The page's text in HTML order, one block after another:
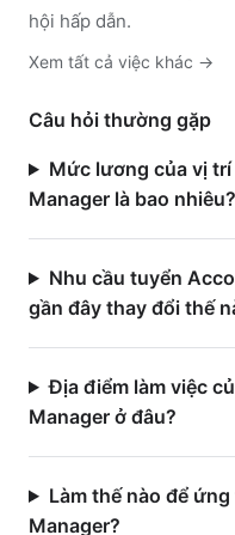
hội hấp dẫn.
Xem tất cả việc khác →
Câu hỏi thường gặp
Mức lương của vị
Manager là bao nhiêu?
Nhu cầu tuyển
gần đây thay đổi thế
Địa điểm làm việc
Manager ở đâu?
Làm thế nào để
Manager?